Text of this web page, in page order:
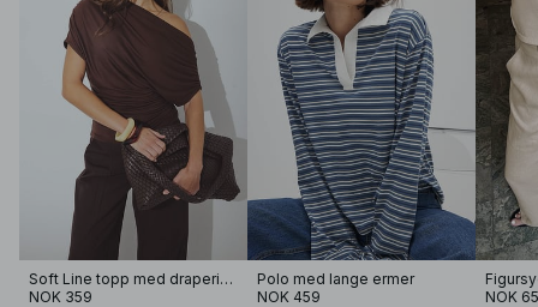
Soft Line topp med drapering
NOK 359
Polo med lange ermer
NOK 459
NOK